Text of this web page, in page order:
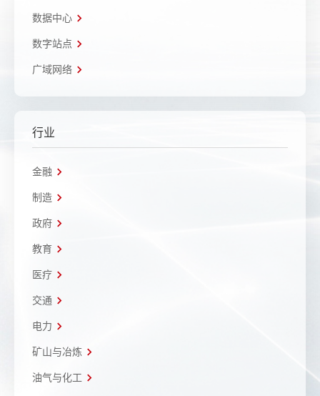
数据中心
数字站点
广域网络
行业
金融
制造
政府
教育
医疗
交通
电力
矿山与冶炼
油气与化工